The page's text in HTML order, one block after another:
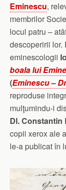
Eminescu,
membrilor
locul patru –
descoperirii lor.
eminescologii
boala lui
(Eminescu –
reproduse
mulţumindu-i
Dl. Constantin
copii xerox ale
le-a publicat în